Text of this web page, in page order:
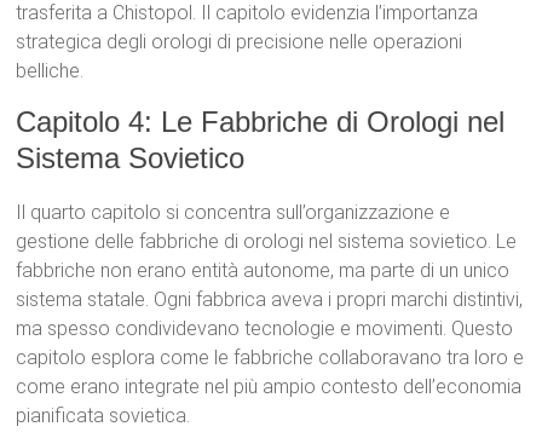
trasferita a Chistopol. Il capitolo evidenzia l’importanza
strategica degli orologi di precisione nelle operazioni
belliche.
Capitolo 4: Le Fabbriche di Orologi nel
Sistema Sovietico
Il quarto capitolo si concentra sull’organizzazione e
gestione delle fabbriche di orologi nel sistema sovietico. Le
fabbriche non erano entità autonome, ma parte di un unico
sistema statale. Ogni fabbrica aveva i propri marchi distintivi,
ma spesso condividevano tecnologie e movimenti. Questo
capitolo esplora come le fabbriche collaboravano tra loro e
come erano integrate nel più ampio contesto dell’economia
pianificata sovietica.